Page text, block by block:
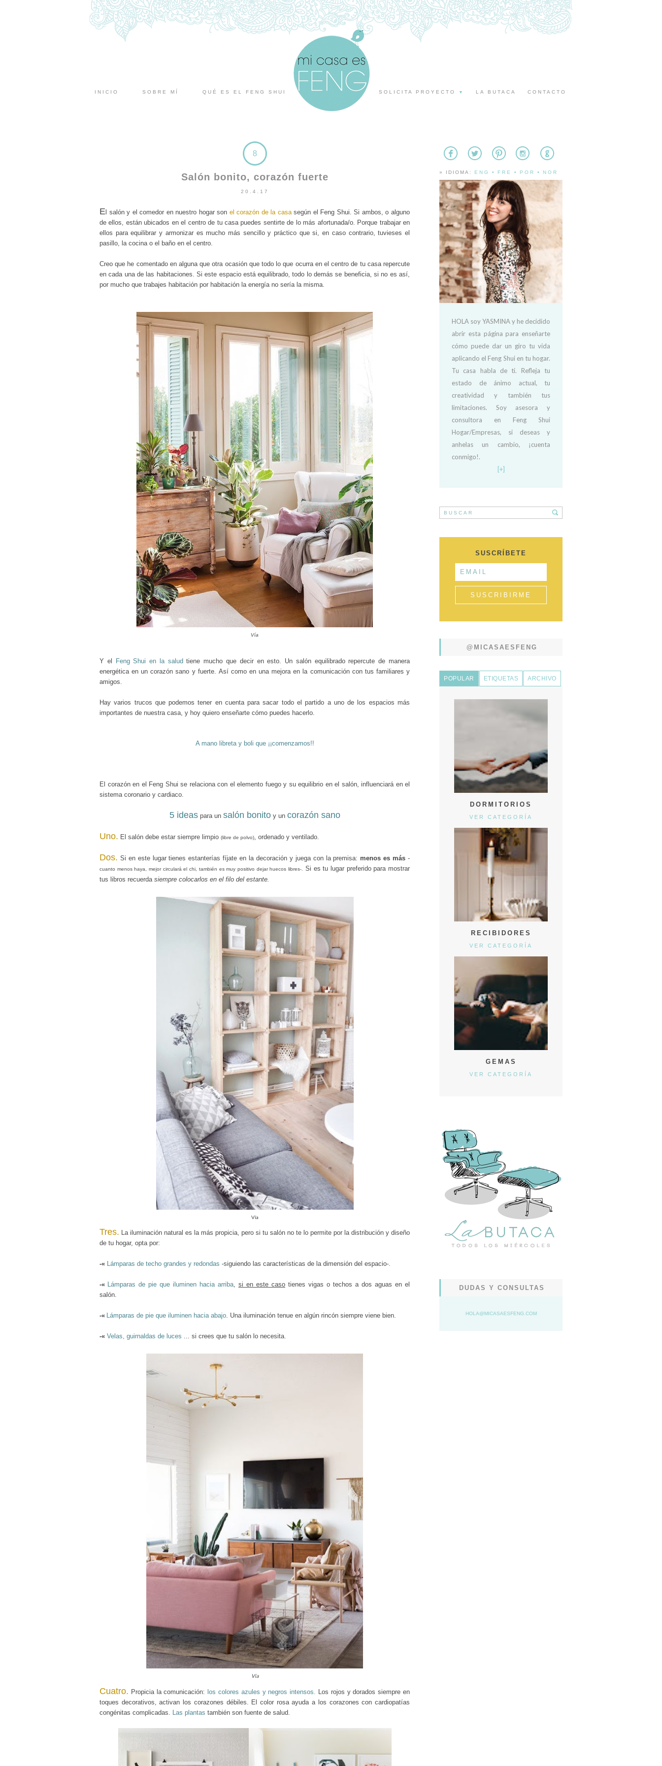
INICIO SOBRE MÍ QUÉ ES EL FENG SHUI SOLICITA PROYECTO ▼ LA BUTACA CONTACTO
8
Salón bonito, corazón fuerte
20.4.17
E l salón y el comedor en nuestro hogar son el corazón de la casasegún el Feng Shui. Si ambos, o alguno
de ellos, están ubicados en el centro de tu casa puedes sentirte de lo más afortunada/o. Porque trabajar en
ellos para equilibrar y armonizar es mucho más sencillo y práctico que si, en caso contrario, tuvieses el
pasillo, la cocina o el baño en el centro.
Creo que he comentado en alguna que otra ocasión que todo lo que ocurra en el centro de tu casa repercute
en cada una de las habitaciones. Si este espacio está equilibrado, todo lo demás se beneficia, si no es así,
por mucho que trabajes habitación por habitación la energía no sería la misma.
Vía
Y el Feng Shui en la saludtiene mucho que decir en esto. Un salón equilibrado repercute de manera
energética en un corazón sano y fuerte. Así como en una mejora en la comunicación con tus familiares y
amigos.
Hay varios trucos que podemos tener en cuenta para sacar todo el partido a uno de los espacios más
importantes de nuestra casa, y hoy quiero enseñarte cómo puedes hacerlo.
A mano libreta y boli que ¡¡comenzamos!!
El corazón en el Feng Shui se relaciona con el elemento fuegoy su equilibrio en el salón, influenciará en el
sistema coronario y cardiaco.
5 ideas para un salón bonitoy un corazón sano
Uno. El salón debe estar siempre limpio (libre de polvo) ordenado y ventilado.
Dos. Si en este lugar tienes estanterías fíjate en la decoración y juega con la premisa: menos es más -
cuanto menos haya, mejor circulará el chi, también es muy positivo dejar huecos libres-.
Si es tu lugar preferido para mostrar
tus libros recuerda siempre colocarlos en el filo del estante.
Vía
Tres. La iluminación natural es la más propicia, pero si tu salón no te lo permite por la distribución y diseño
de tu hogar, opta por:
-« Lámparas de techo grandes y redondas -siguiendo las características de la dimensión del espacio-.
-« Lámparas de pie que iluminen hacia arriba, si en este caso tienes vigas o techos a dos aguas en el
salón.
-« Lámparas de pie que iluminen hacia abajo. Una iluminación tenue en algún rincón siempre viene bien.
-« Velas, guirnaldas de luces ... si crees que tu salón lo necesita.
Vía
Cuatro. Propicia la comunicación: los colores azules y negros intensos. Los rojos ydorados siempre en
toques decorativos, activan los corazones débiles. El color rosaayuda a los corazones con cardiopatías
congénitas complicadas. Las plantas también son fuente de salud.
» IDIOMA: ENG • FRE • POR • NOR
HOLA soy YASMINA y he decidido
abrir esta página para enseñarte
cómo puede dar un giro tu vida
aplicando el Feng Shui en tu hogar.
Tu casa habla de ti. Refleja tu
estado de ánimo actual, tu
creatividad y también tus
limitaciones. Soy asesora y
consultora en Feng Shui
Hogar/Empresas, si deseas y
anhelas un cambio, ¡cuenta
conmigo!.
[+]
SUSCRÍBETE
@MICASAESFENG
POPULAR ETIQUETAS ARCHIVO
DORMITORIOS
VER CATEGORÍA
RECIBIDORES
VER CATEGORÍA
GEMAS
VER CATEGORÍA
DUDAS Y CONSULTAS
HOLA@MICASAESFENG.COM